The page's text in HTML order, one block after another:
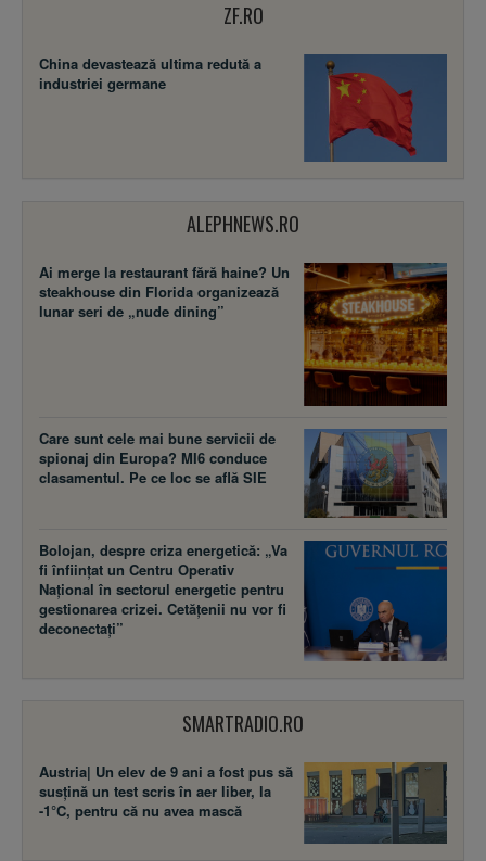
ZF.RO
China devastează ultima redută a
industriei germane
ALEPHNEWS.RO
Ai merge la restaurant fără haine? Un
steakhouse din Florida organizează
lunar seri de „nude dining”
Care sunt cele mai bune servicii de
spionaj din Europa? MI6 conduce
clasamentul. Pe ce loc se află SIE
Bolojan, despre criza energetică: „Va
fi înființat un Centru Operativ
Național în sectorul energetic pentru
gestionarea crizei. Cetățenii nu vor fi
deconectați”
SMARTRADIO.RO
Austria| Un elev de 9 ani a fost pus să
susţină un test scris în aer liber, la
-1°C, pentru că nu avea mască